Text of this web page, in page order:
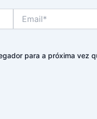
para a próxima vez